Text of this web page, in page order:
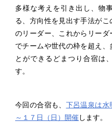
多様な考えを引き出し、物
る、方向性を見出す手法が
のリーダー、これからリー
でチームや世代の枠を超え
とができるどまつり合宿は
す。
今回の合宿も、 下呂温泉は水
～１７日（日）開催します。